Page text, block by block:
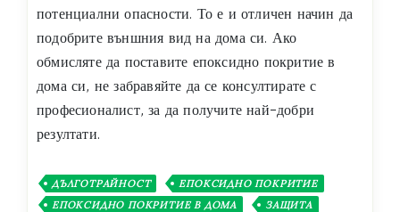
потенциални опасности. То е и отличен начин да
подобрите външния вид на дома си. Ако
обмисляте да поставите епоксидно покритие в
дома си, не забравяйте да се консултирате с
професионалист, за да получите най-добри
резултати.
ДЪЛГОТРАЙНОСТ
ЕПОКСИДНО ПОКРИТИЕ
ЕПОКСИДНО ПОКРИТИЕ В ДОМА
ЗАЩИТА